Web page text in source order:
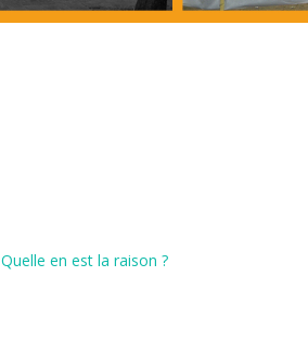
Quelle en est la raison ?